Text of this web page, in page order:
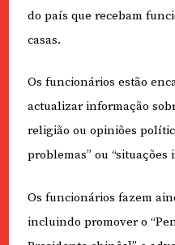
do país que recebam
casas.
Os funcionários estão
actualizar informação
religião ou opiniões
problemas” ou “situações
Os funcionários fazem
incluindo promover o